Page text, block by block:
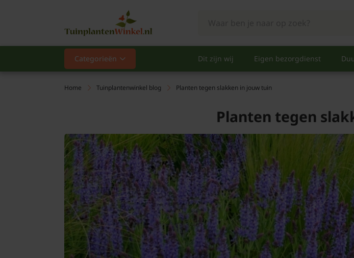
Categorieën Dit zijn wij Eigen bezorgdienst
Categorieën
Populair
Heesters
Hagen
Klimplanten
Fruit
Bomen
Home Tuinplantenwinkel blog Planten tegen slakken in jouw tuin
Planten tegen